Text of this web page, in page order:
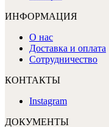
ИНФОРМАЦИЯ
О нас
Доставка и оплата
Сотрудничество
КОНТАКТЫ
Instagram
ДОКУМЕНТЫ